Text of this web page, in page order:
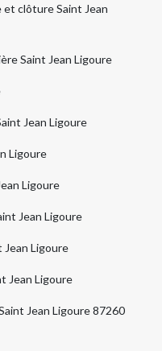
clôture Saint Jean
Saint Jean Ligoure
Jean Ligoure
Ligoure
Ligoure
Jean Ligoure
Jean Ligoure
Jean Ligoure
Jean Ligoure 87260